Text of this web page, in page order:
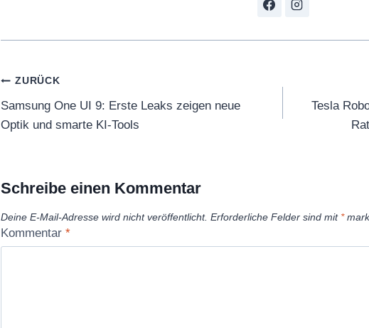
Beitragsnavigation
ZURÜCK
Samsung One UI 9: Erste Leaks zeigen neue
Optik und smarte KI-Tools
Tesla
Schreibe einen Kommentar
Deine E-Mail-Adresse wird nicht veröffentlicht. Erforderliche Felder sind mit *
Kommentar *